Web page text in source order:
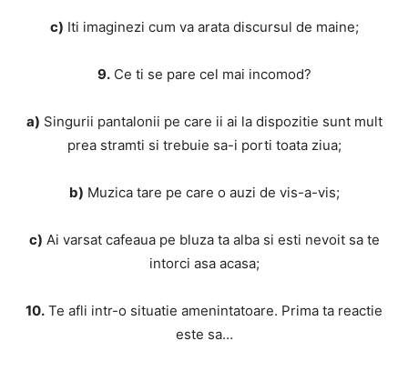
c) Iti imaginezi cum va arata discursul de maine;
9.Ce ti se pare cel mai incomod?
a) Singurii pantalonii pe care ii ai la dispozitie sunt mult
prea stramti si trebuie sa-i porti toata ziua;
b) Muzica tare pe care o auzi de vis-a-vis;
c) Ai varsat cafeaua pe bluza ta alba si esti nevoit sa te
intorci asa acasa;
10. Te afli intr-o situatie amenintatoare. Prima ta reactie
este sa…